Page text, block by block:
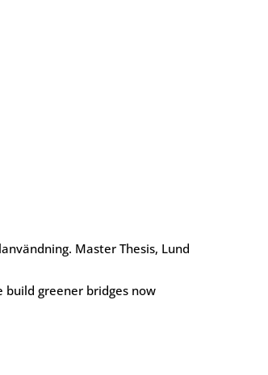
Master Thesis, Lund
build greener bridges now